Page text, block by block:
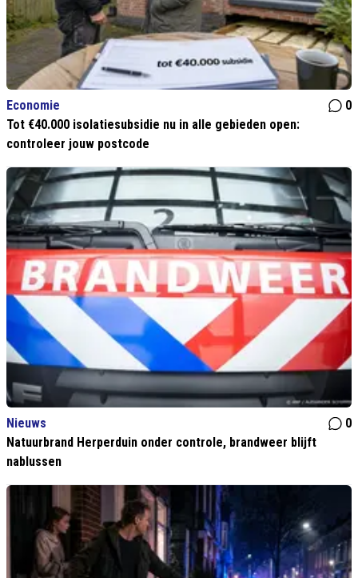
Economie
0
Tot €40.000 isolatiesubsidie nu in alle gebieden open:
controleer jouw postcode
Nieuws
0
Natuurbrand Herperduin onder controle, brandweer blijft
nablussen